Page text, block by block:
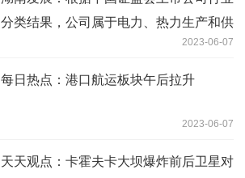
分类结果，公司属于电力、热力生产和供
2023-06-07
每日热点：港口航运板块午后拉升
2023-06-07
天天观点：卡霍夫卡大坝爆炸前后卫星对